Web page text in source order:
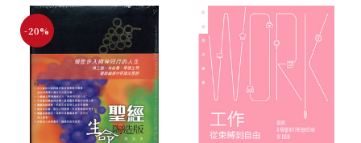
-20%